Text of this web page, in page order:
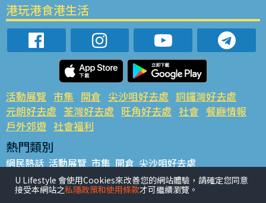
港玩港食港生活
活動展覽 市集 開倉 尖沙咀好去處 銅鑼灣好去處
元朗好去處 荃灣好去處 旺角好去處 社會 餐廳情報
戶外郊遊 社會福利
熱門類別
網民熱話 活動展覽 市集 開倉 尖沙咀好去處
銅鑼灣好去處 元朗好去處 荃灣好去處 旺角好去處 社會
餐廳情報 戶外郊遊
U Lifestyle 會使用Cookies來改善您的網站體驗，請確定您同意
接受本網站之私隱政策和使用條款才可繼續瀏覽。